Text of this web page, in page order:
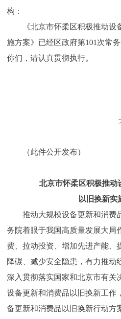
构：
《北京市怀柔区积极推动设
施方案》已经区政府第101次常
你们，请认真贯彻执行。
（此件公开发布）
北京市怀柔区积极推动
以旧换新实
推动大规模设备更新和消费
务院着眼于我国高质量发展大局
费、拉动投资、增加先进产能、
降碳、减少安全隐患，有力推动
深入贯彻落实国家和北京市有关
设备更新和消费品以旧换新工作
备更新和消费品以旧换新行动方